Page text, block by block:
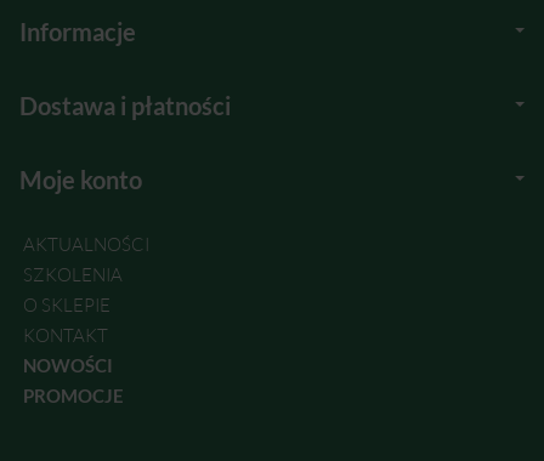
Informacje
Dostawa i płatności
Moje konto
AKTUALNOŚCI
SZKOLENIA
O SKLEPIE
KONTAKT
NOWOŚCI
PROMOCJE